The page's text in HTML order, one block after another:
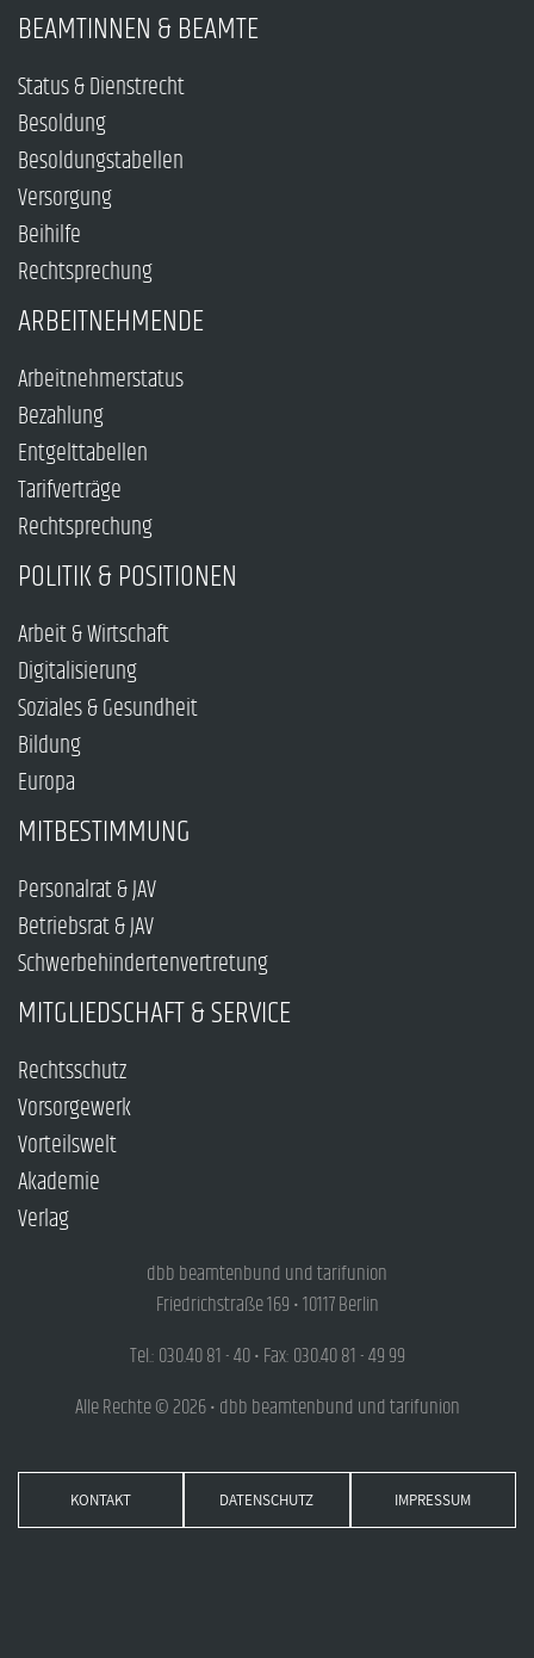
BEAMTINNEN & BEAMTE
Status & Dienstrecht
Besoldung
Besoldungstabellen
Versorgung
Beihilfe
Rechtsprechung
ARBEITNEHMENDE
Arbeitnehmerstatus
Bezahlung
Entgelttabellen
Tarifverträge
Rechtsprechung
POLITIK & POSITIONEN
Arbeit & Wirtschaft
Digitalisierung
Soziales & Gesundheit
Bildung
Europa
MITBESTIMMUNG
Personalrat & JAV
Betriebsrat & JAV
Schwerbehindertenvertretung
MITGLIEDSCHAFT & SERVICE
Rechtsschutz
Vorsorgewerk
Vorteilswelt
Akademie
Verlag
dbb beamtenbund und tarifunion
Friedrichstraße 169 • 10117 Berlin
Tel.: 030.40 81 - 40 • Fax: 030.40 81 - 49 99
Alle Rechte © 2026 • dbb beamtenbund und tarifunion
KONTAKT DATENSCHUTZ IMPRESSUM